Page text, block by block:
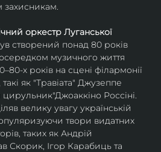
захисникам.
оркестр Луганської
створений понад 80 років
музичного життя
х років на сцені філармонії
як "Травіата" Джузеппе
Россіні.
велику увагу українській
твори видатних
таких як Андрій
Скорик, Ігор Карабиць та